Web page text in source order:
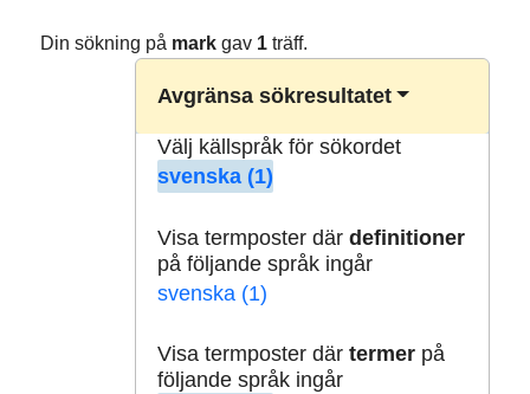
Din sökning på markgav 1träff.
Avgränsa sökresultatet
Välj källspråk för sökordet
svenska (1)
Visa termposter där definitioner
på följande språk ingår
svenska (1)
Visa termposter där termerpå
följande språk ingår